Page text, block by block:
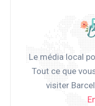
Le média local
Tout ce que
visiter